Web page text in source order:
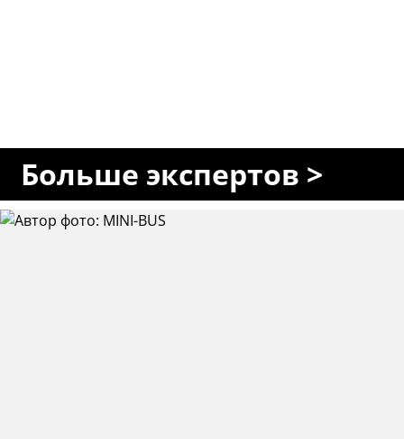
Больше экспертов >